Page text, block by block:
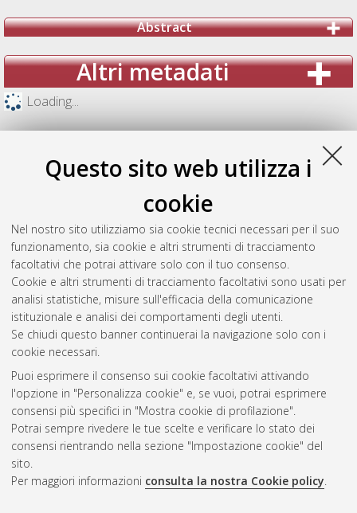
Questo sito web utilizza i
cookie
Nel nostro sito utilizziamo sia cookie tecnici necessari per il suo
funzionamento, sia cookie e altri strumenti di tracciamento
facoltativi che potrai attivare solo con il tuo consenso.
Cookie e altri strumenti di tracciamento facoltativi sono usati per
analisi statistiche, misure sull'efficacia della comunicazione
istituzionale e analisi dei comportamenti degli utenti.
Se chiudi questo banner continuerai la navigazione solo con i
cookie necessari.
Puoi esprimere il consenso sui cookie facoltativi attivando
l'opzione in "Personalizza cookie" e, se vuoi, potrai esprimere
consensi più specifici in "Mostra cookie di profilazione".
Potrai sempre rivedere le tue scelte e verificare lo stato dei
consensi rientrando nella sezione "Impostazione cookie" del
sito.
Per maggiori informazioni consulta la nostra Cookie policy.
Abstract
Altri metadati
Loading...
Gestione del documento:
Atom
Rss 1.0
Rss 2.0
AMS Laurea